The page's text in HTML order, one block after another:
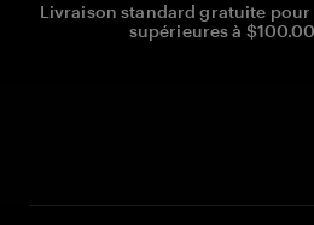
Livraison standard gratuite
supérieures à